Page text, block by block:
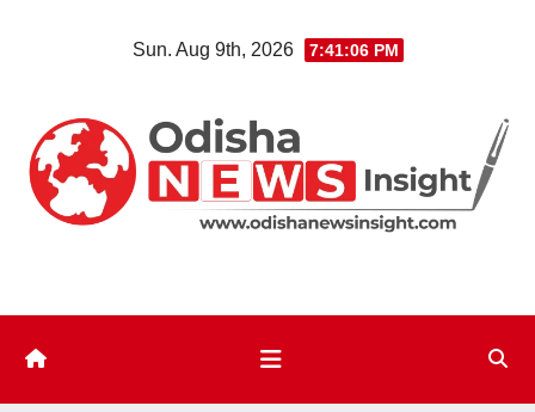
Sun. Aug 9th, 2026 7:41:07 PM